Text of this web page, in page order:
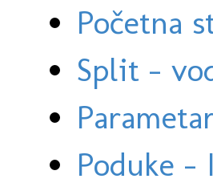
Početna
Split -
Poduke